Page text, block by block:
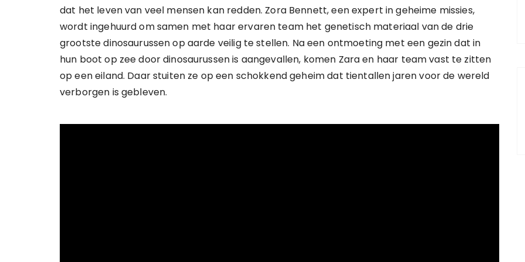
dat het leven van veel mensen kan redden. Zora Bennett, een expert in geheime missies,
wordt ingehuurd om samen met haar ervaren team het genetisch materiaal van de drie
grootste dinosaurussen op aarde veilig te stellen. Na een ontmoeting met een gezin dat in
hun boot op zee door dinosaurussen is aangevallen, komen Zara en haar team vast te zitten
op een eiland. Daar stuiten ze op een schokkend geheim dat tientallen jaren voor de wereld
verborgen is gebleven.